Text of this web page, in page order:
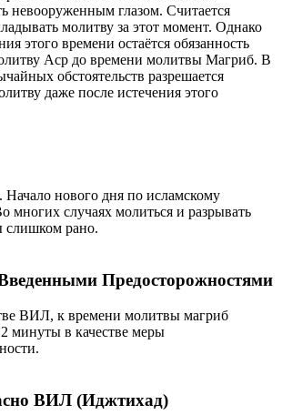
невооруженным глазом. Считается
молитву за этот момент. Однако
этого времени остаётся обязанность
Аср до времени молитвы Магриб. В
обстоятельств разрешается
даже после истечения этого
Начало нового дня по исламскому
многих случаях молиться и разрывать
слишком рано.
Предосторожностями
ВИЛ, к времени молитвы магриб
минуты в качестве меры
ВИЛ (Иджтихад)